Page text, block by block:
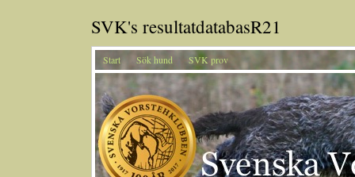
SVK's resultatdatabasR21
Start Sök hund SVK prov